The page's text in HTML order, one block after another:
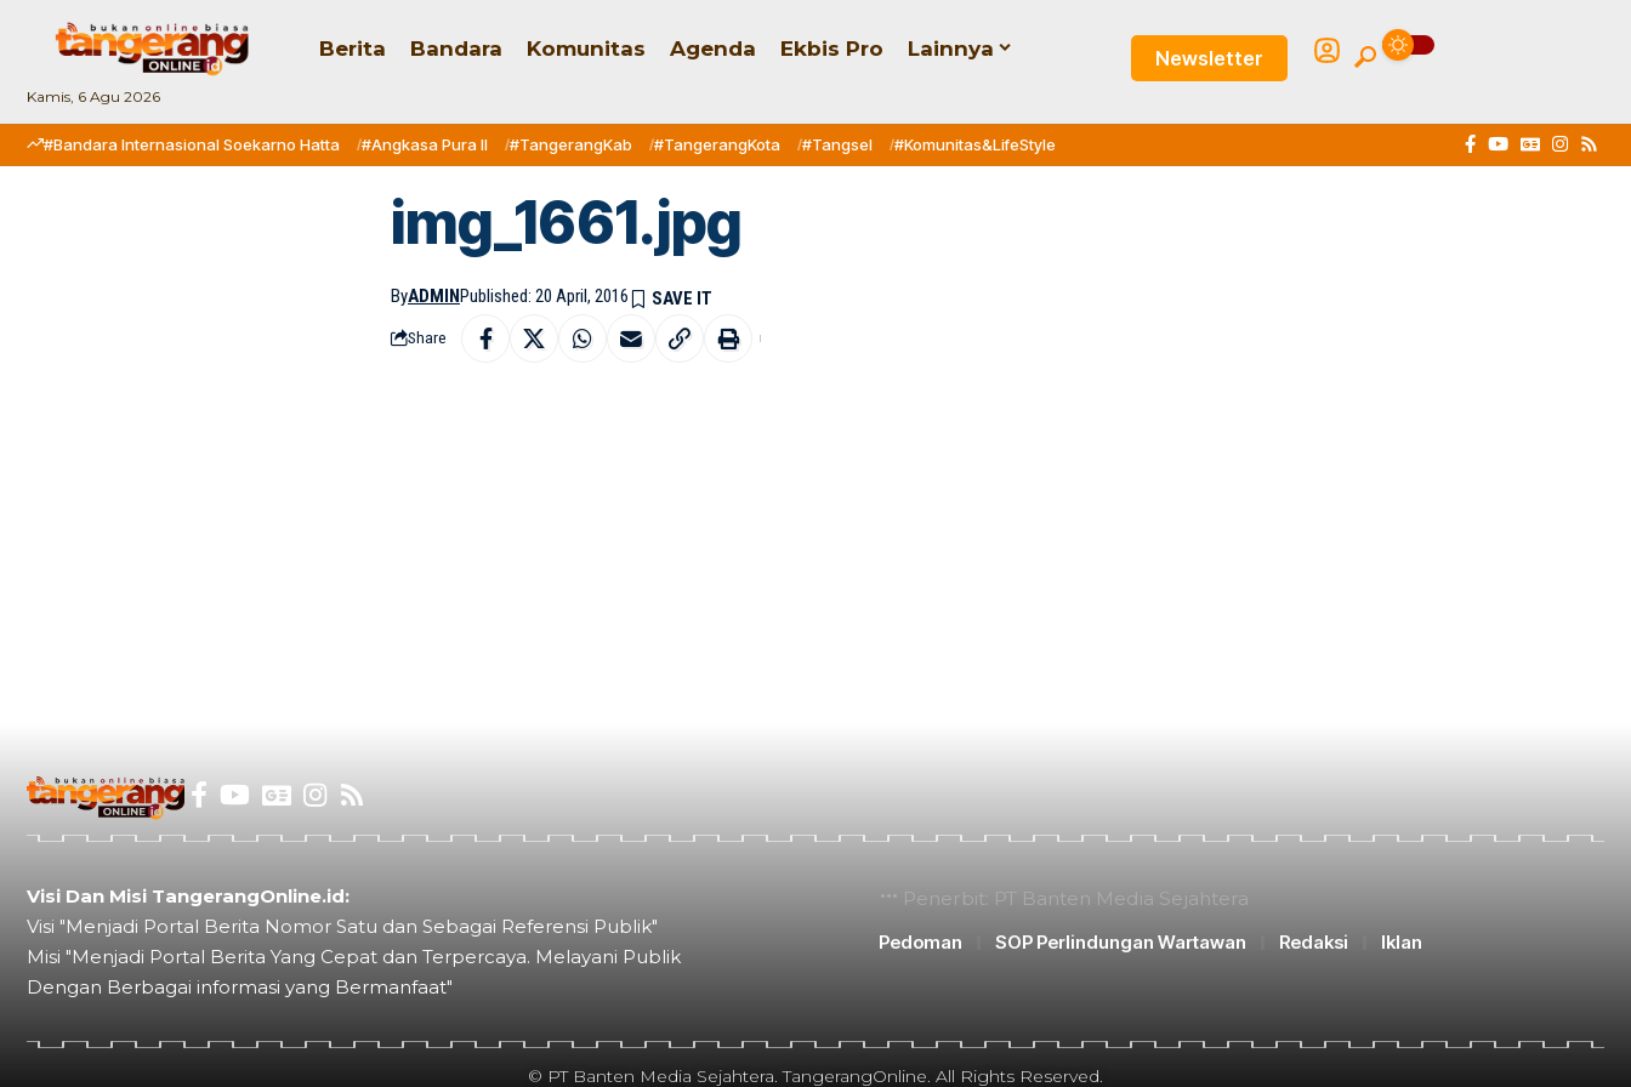
Kamis, 6 Agu 2026
Berita Bandara Komunitas Agenda Ekbis Pro Lainnya Newsletter
#Bandara Internasional Soekarno Hatta #Angkasa Pura II #TangerangKab #TangerangKota #Tangsel #Komunitas&LifeStyle
img_1661.jpg
ByADMINPublished: 20 April, 2016
Share
Visi Dan Misi TangerangOnline.id:
Visi "Menjadi Portal Berita Nomor Satu dan Sebagai Referensi Publik"
Misi "Menjadi Portal Berita Yang Cepat dan Terpercaya. Melayani Publik
Dengan Berbagai informasi yang Bermanfaat"
Penerbit: PT Banten Media Sejahtera
Pedoman
SOP Perlindungan Wartawan Redaksi Iklan
© PT Banten Media Sejahtera. TangerangOnline. All Rights Reserved.